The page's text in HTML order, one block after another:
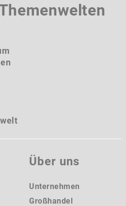
Über uns
Unternehmen
Großhandel